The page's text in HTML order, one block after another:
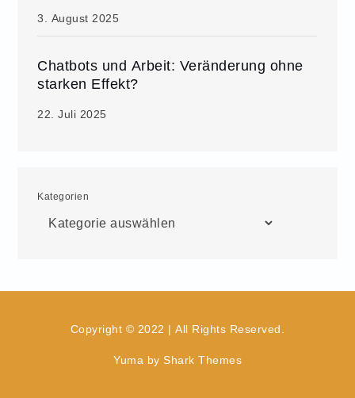
3. August 2025
Chatbots und Arbeit: Veränderung ohne
starken Effekt?
22. Juli 2025
Kategorien
Copyright © 2022 | All Rights Reserved.
Yuma by Shark Themes